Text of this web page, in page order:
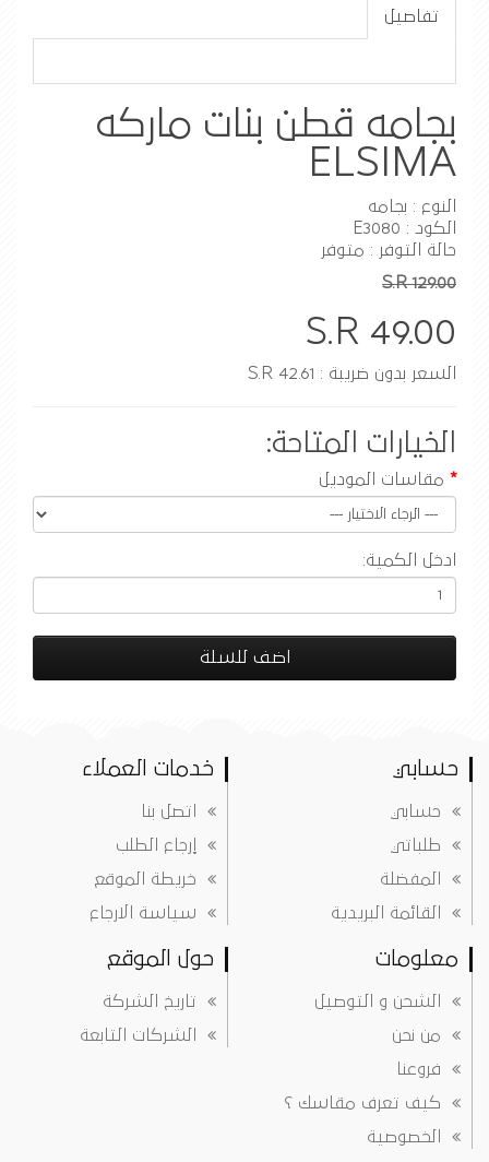
تفاصيل
بجامه قطن بنات ماركه
ELSIMA
النوع : بجامه
الكود : E3080
حالة التوفر : متوفر
S.R 129.00
S.R 49.00
السعر بدون ضريبة : S.R 42.61
الخيارات المتاحة:
مقاسات الموديل
ادخل الكمية:
اضف للسلة
حسابي
حسابي
طلباتي
المفضلة
القائمة البريدية
خدمات العملاء
اتصل بنا
إرجاع الطلب
خريطة الموقع
سياسة الارجاع
معلومات
الشحن و التوصيل
من نحن
فروعنا
كيف تعرف مقاسك ؟
الخصوصية
حول الموقع
تاريخ الشركة
الشركات التابعة